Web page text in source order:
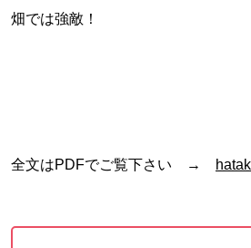
畑では強敵！
全文はPDFでご覧下さい →